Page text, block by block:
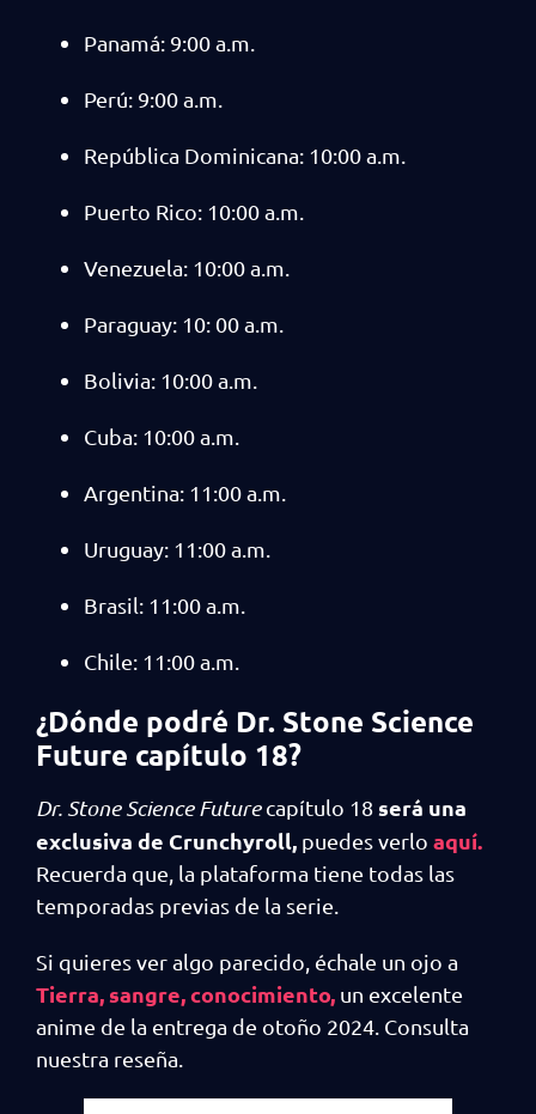
Panamá: 9:00 a.m.
Perú: 9:00 a.m.
República Dominicana: 10:00 a.m.
Puerto Rico: 10:00 a.m.
Venezuela: 10:00 a.m.
Paraguay: 10: 00 a.m.
Bolivia: 10:00 a.m.
Cuba: 10:00 a.m.
Argentina: 11:00 a.m.
Uruguay: 11:00 a.m.
Brasil: 11:00 a.m.
Chile: 11:00 a.m.
¿Dónde podré Dr. Stone Science
Future capítulo 18?
Dr. Stone Science Futurecapítulo 18 será una
exclusiva de Crunchyroll, puedes verlo aquí.
Recuerda que, la plataforma tiene todas las
temporadas previas de la serie.
Si quieres ver algo parecido, échale un ojo a
Tierra, sangre, conocimiento, un excelente
anime de la entrega de otoño 2024. Consulta
nuestra reseña.